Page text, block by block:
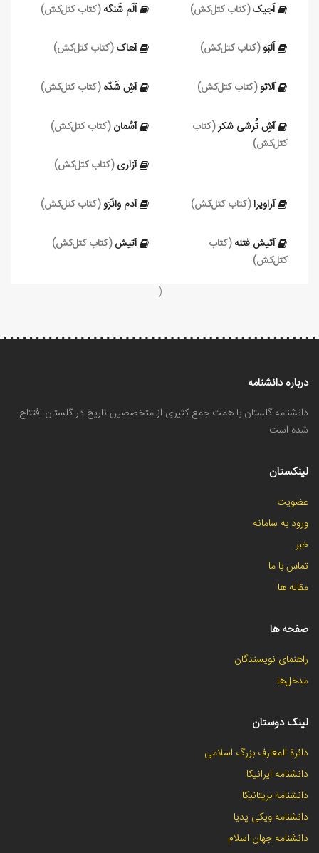
اَجیک(کتاب کتل‌کش) اَلَم شَنگه (کتاب کتل‌کش)
اَلبَو(کتاب کتل‌کش) آهاک (کتاب کتل‌کش)
آلاتو(کتاب کتل‌کش) آشِ شَدّه (کتاب کتل‌کش)
آشِ تُرشی شکر(کتاب
کتل‌کش)
آسُمان (کتاب کتل‌کش)
آزاری (کتاب کتل‌کش)
آراویرا(کتاب کتل‌کش) آدم وانَرَو(کتاب کتل‌کش)
آتیش فتنه (کتاب
کتل‌کش)
آتیش (کتاب کتل‌کش)
)
درباره دانشنامه
دانشنامه گلستان با همت جمع کثیری از متخصصین تاریخ در گلستان افتتاح
شده است
لینکستان
عضویت
ورود به سامانه
خبر
تماس با ما
مقاله ها
صفحه ها
راهنمای نویسندگان
مدخل‌ها
لینک دوستان
دائرة المعارف بزرگ اسلامی
دانشنامه ایرانیکا
دانشنامه بریتانیکا
دانشنامه ویکی پدیا
دانشنامه جهان اسلام